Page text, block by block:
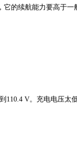
的续航能力要高于
V。充电电压